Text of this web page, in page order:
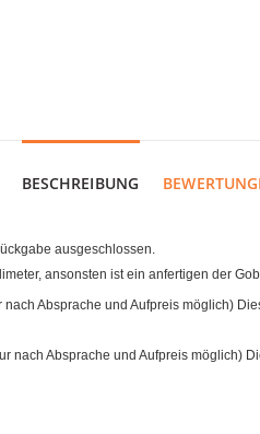
BESCHREIBUNG
ausgeschlossen.
ansonsten ist ein anfertigen der
Absprache und Aufpreis möglich)
nach Absprache und Aufpreis möglich)